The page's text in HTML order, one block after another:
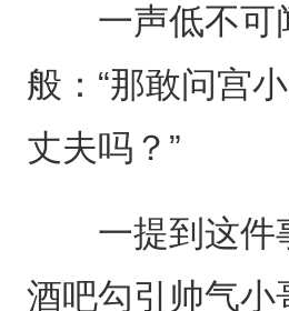
一声低不可闻
般：“那敢问宫
丈夫吗？”
一提到这件事
酒吧勾引帅气小